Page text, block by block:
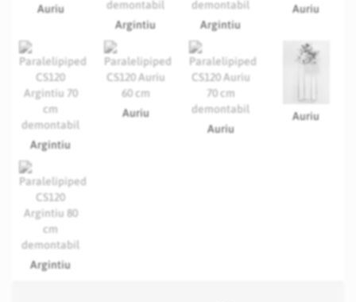
Auriu
Argintiu
Argintiu
Auriu
Argintiu
Auriu
Auriu
Auriu
Argintiu